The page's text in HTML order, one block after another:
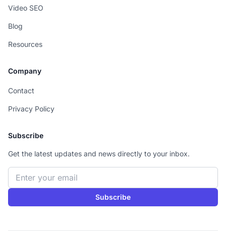
Video SEO
Blog
Resources
Company
Contact
Privacy Policy
Subscribe
Get the latest updates and news directly to your inbox.
Email address
Subscribe